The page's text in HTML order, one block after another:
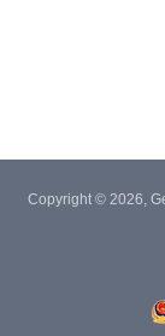
Copyright © 2026,